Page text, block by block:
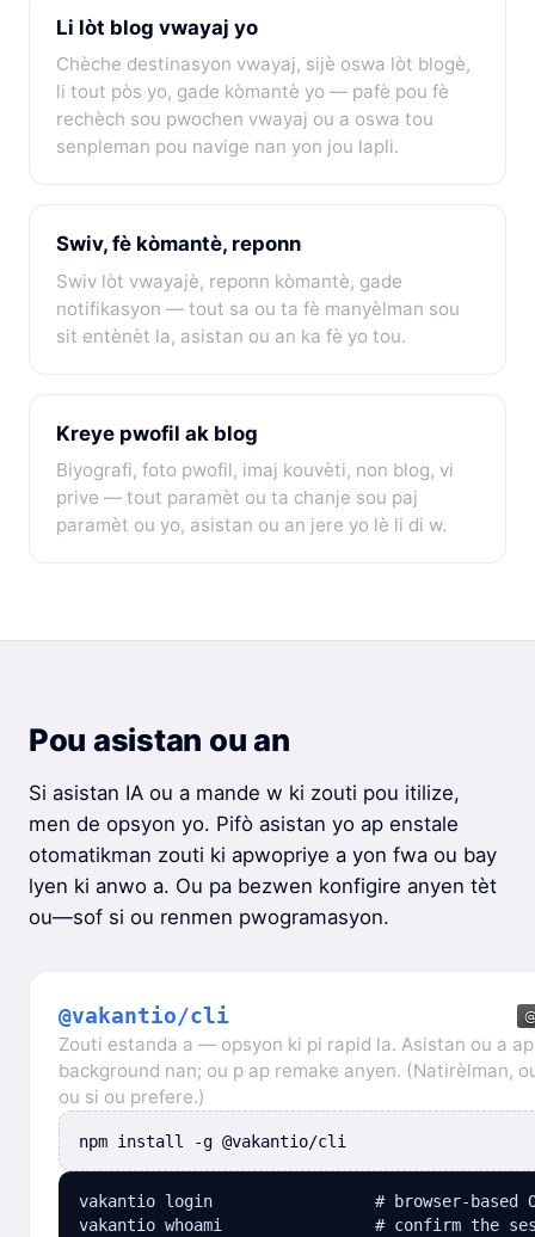
Li lòt blog vwayaj yo
Chèche destinasyon vwayaj, sijè oswa lòt blogè,
li tout pòs yo, gade kòmantè yo — pafè pou fè
rechèch sou pwochen vwayaj ou a oswa tou
senpleman pou navige nan yon jou lapli.
Swiv, fè kòmantè, reponn
Swiv lòt vwayajè, reponn kòmantè, gade
notifikasyon — tout sa ou ta fè manyèlman sou
sit entènèt la, asistan ou an ka fè yo tou.
Kreye pwofil ak blog
Biyografi, foto pwofil, imaj kouvèti, non blog, vi
prive — tout paramèt ou ta chanje sou paj
paramèt ou yo, asistan ou an jere yo lè li di w.
Pou asistan ou an
Si asistan IA ou a mande w ki zouti pou itilize,
men de opsyon yo. Pifò asistan yo ap enstale
otomatikman zouti ki apwopriye a yon fwa ou bay
lyen ki anwo a. Ou pa bezwen konfigire anyen tèt
ou—sof si ou renmen pwogramasyon.
@vakantio/cli
Zouti estanda a — opsyon ki pi rapid la. Asistan ou a
background nan; ou p ap remake anyen. (Natirèlman,
ou si ou prefere.)
npm install -g @vakantio/cli
vakantio login                 # browser-based
vakantio whoami                # confirm the